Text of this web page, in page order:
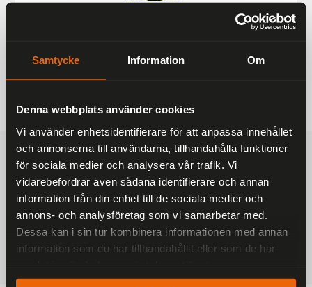
Samtycke Information Om
Denna webbplats använder cookies
Vi använder enhetsidentifierare för att anpassa innehållet
och annonserna till användarna, tillhandahålla funktioner
för sociala medier och analysera vår trafik. Vi
vidarebefordrar även sådana identifierare och annan
information från din enhet till de sociala medier och
annons- och analysföretag som vi samarbetar med.
Dessa kan i sin tur kombinera informationen med annan
information som du har tillhandahållit eller som de har
187 kr
249 kr
FRAKTFRITT
På alla ordrar över 2000 kr
1-3 DAGAR LEVERANS
Inom Sverige med DHL
SÄKRA BETALNINGAR
Betalkort, Klarna eller Swish